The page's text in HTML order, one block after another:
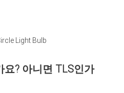
요? 아니면 TLS인가